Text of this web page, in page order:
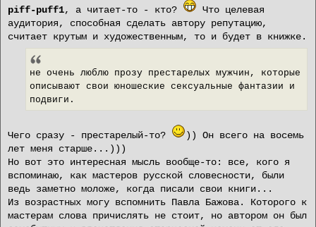
о
щ
е
piff-puff1, а читает-то - кто?
Что целевая
аудитория, способная сделать автору репутацию,
считает крутым и художественным, то и будет в книжке.
не очень люблю прозу престарелых мужчин, которые
описывают свои юношеские сексуальные фантазии и
подвиги.
Чего сразу - престарелый-то?
)) Он всего на восемь
лет меня старше...)))
Но вот это интересная мысль вообще-то: все, кого я
вспоминаю, как мастеров русской словесности, были
ведь заметно моложе, когда писали свои книги...
Из возрастных могу вспомнить Павла Бажова. Которого к
мастерам слова причислять не стоит, но автором он был